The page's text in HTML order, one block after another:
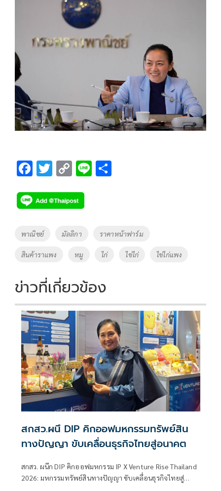
F
e
b
o
o
k
T
tt
er
C
p
y
Li
k
Li
Tags
พาณิชย์ มัลลิกา ราคาหน้าฟาร์ม
สินค้าราแพง หมู ไก่ ไข่ไก่ ไข่ไก่แพง
ข่าวที่เกี่ยวข้อง
สกสว.ผนึ DIP คิกออฟมหกรรมทรัพย์สิน
ทางปัญญา ขับเคลื่อนธุรกิจไทยสู่อนาคต
สกสว. ผนึก DIP คิกออฟมหกรรม IP X Venture Rise Thailand
2026: มหกรรมทรัพย์สินทางปัญญา ขับเคลื่อนธุรกิจไทยสู่